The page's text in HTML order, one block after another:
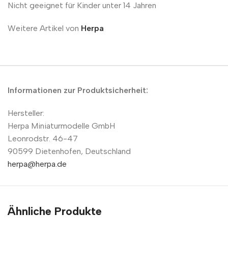
Nicht geeignet für Kinder unter 14 Jahren
Weitere Artikel von Herpa
Informationen zur Produktsicherheit:
Hersteller:
Herpa Miniaturmodelle GmbH
Leonrodstr. 46-47
90599 Dietenhofen, Deutschland
herpa@herpa.de
Ähnliche Produkte